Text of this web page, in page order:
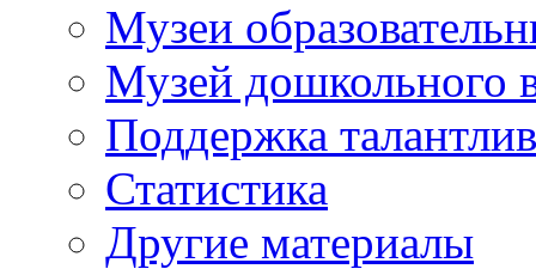
Музеи
Музей дошкольного
Поддержка
Статистика
Другие материалы